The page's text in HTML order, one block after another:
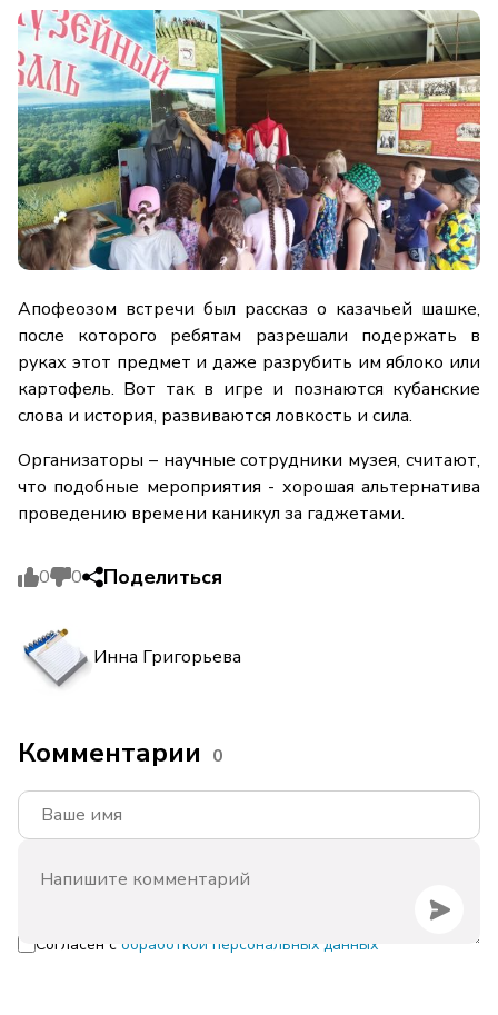
Апофеозом встречи был рассказ о казачьей шашке,
после которого ребятам разрешали подержать в
руках этот предмет и даже разрубить им яблоко или
картофель. Вот так в игре и познаются кубанские
слова и история, развиваются ловкость и сила.
Организаторы – научные сотрудники музея, считают,
что подобные мероприятия - хорошая альтернатива
проведению времени каникул за гаджетами.
0 0 Поделиться
Инна Григорьева
Комментарии 0
Согласен с обработкой персональных данных